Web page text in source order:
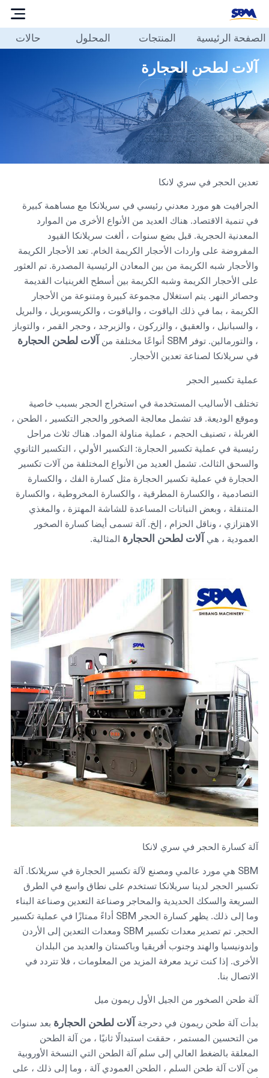
الصفحة
الرئيسية
المحلول
حالات
مدونة
حولنا
الاتصال
بنا
العربية
الصفحة الرئيسية المنتجات المحلول حالات
آلات لطحن الحجارة
تعدين الحجر في سري لانكا
الجرافيت هو مورد معدني رئيسي في سريلانكا مع مساهمة كبيرة
في تنمية الاقتصاد. هناك العديد من الأنواع الأخرى من الموارد
المعدنية الحجرية. قبل بضع سنوات ، ألغت سريلانكا القيود
المفروضة على واردات الأحجار الكريمة الخام. تعد الأحجار الكريمة
والأحجار شبه الكريمة من بين المعادن الرئيسية المصدرة. تم العثور
على الأحجار الكريمة وشبه الكريمة بين أسطح الغرينيات القديمة
وحصائر النهر. يتم استغلال مجموعة كبيرة ومتنوعة من الأحجار
الكريمة ، بما في ذلك الياقوت ، والياقوت ، والكريسوبريل ، والبريل
، والسبانيل ، والعقيق ، والزركون ، والزبرجد ، وحجر القمر ، والتوباز
، والتورمالين. توفر SBM أنواعًا مختلفة من آلات لطحن الحجارة
في سريلانكا لصناعة تعدين الأحجار.
عملية تكسير الحجر
تختلف الأساليب المستخدمة في استخراج الحجر بسبب خاصية
وموقع الوديعة. قد تشمل معالجة الصخور والحجر التكسير ، الطحن ،
الغربلة ، تصنيف الحجم ، عملية مناولة المواد. هناك ثلاث مراحل
رئيسية في عملية تكسير الحجارة: التكسير الأولي ، التكسير الثانوي
والسحق الثالث. تشمل العديد من الأنواع المختلفة من آلات تكسير
الحجارة في عملية تكسير الحجارة مثل كسارة الفك ، والكسارة
التصادمية ، والكسارة المطرقية ، والكسارة المخروطية ، والكسارة
المتنقلة ، وبعض النباتات المساعدة للشاشة المهتزة ، والمغذي
الاهتزازي ، وناقل الحزام ، إلخ. آلة تسمى أيضا كسارة الصخور
العمودية ، هي
آلات لطحن الحجارة المثالية.
آلة كسارة الحجر في سري لانكا
SBM هي مورد عالمي ومصنع لآلة تكسير الحجارة في سريلانكا. آلة
تكسير الحجر لدينا سريلانكا تستخدم على نطاق واسع في الطرق
السريعة والسكك الحديدية والمحاجر وصناعة التعدين وصناعة البناء
وما إلى ذلك. يظهر كسارة الحجر SBM
أداءً ممتازًا في عملية تكسير
الحجر. تم تصدير معدات تكسير SBM ومعدات التعدين إلى الأردن
وإندونيسيا والهند وجنوب أفريقيا وباكستان والعديد من البلدان
الأخرى. إذا كنت تريد معرفة المزيد من المعلومات ، فلا تتردد في
الاتصال بنا.
آلة طحن الصخور من الجيل الأول ريمون ميل
بدأت آلة طحن ريمون في دحرجة آلات لطحن الحجارة بعد سنوات
من التحسين المستمر ، حققت استبدالًا ثانيًا ، من آلة الطحن
المعلقة بالضغط العالي إلى سلم آلة الطحن التي النسخة الأوروبية
من آلات آلة طحن السلم ، الطحن العمودي آلة ، وما إلى ذلك ، على